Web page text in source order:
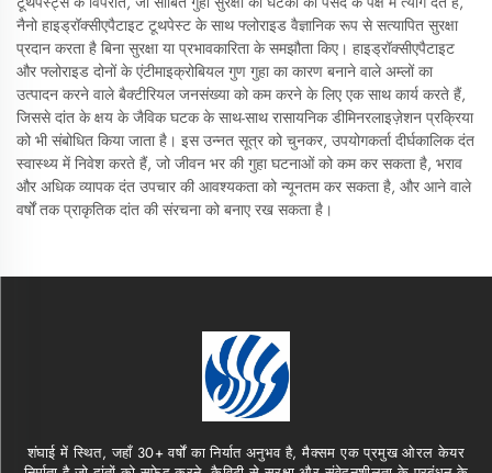
नैनो हाइड्रॉक्सीएपैटाइट टूथपेस्ट के साथ फ्लोराइड वैज्ञानिक रूप से सत्यापित सुरक्षा
प्रदान करता है बिना सुरक्षा या प्रभावकारिता के समझौता किए। हाइड्रॉक्सीएपैटाइट
और फ्लोराइड दोनों के एंटीमाइक्रोबियल गुण गुहा का कारण बनाने वाले अम्लों का
उत्पादन करने वाले बैक्टीरियल जनसंख्या को कम करने के लिए एक साथ कार्य करते हैं,
जिससे दांत के क्षय के जैविक घटक के साथ-साथ रासायनिक डीमिनरलाइज़ेशन प्रक्रिया
को भी संबोधित किया जाता है। इस उन्नत सूत्र को चुनकर, उपयोगकर्ता दीर्घकालिक दंत
स्वास्थ्य में निवेश करते हैं, जो जीवन भर की गुहा घटनाओं को कम कर सकता है, भराव
और अधिक व्यापक दंत उपचार की आवश्यकता को न्यूनतम कर सकता है, और आने वाले
वर्षों तक प्राकृतिक दांत की संरचना को बनाए रख सकता है।
शंघाई में स्थित, जहाँ 30+ वर्षों का निर्यात अनुभव है, मैक्सम एक प्रमुख ओरल केयर